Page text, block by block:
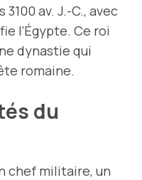
av. J.-C., avec
l’Égypte. Ce roi
dynastie qui
romaine.
du
chef militaire, un